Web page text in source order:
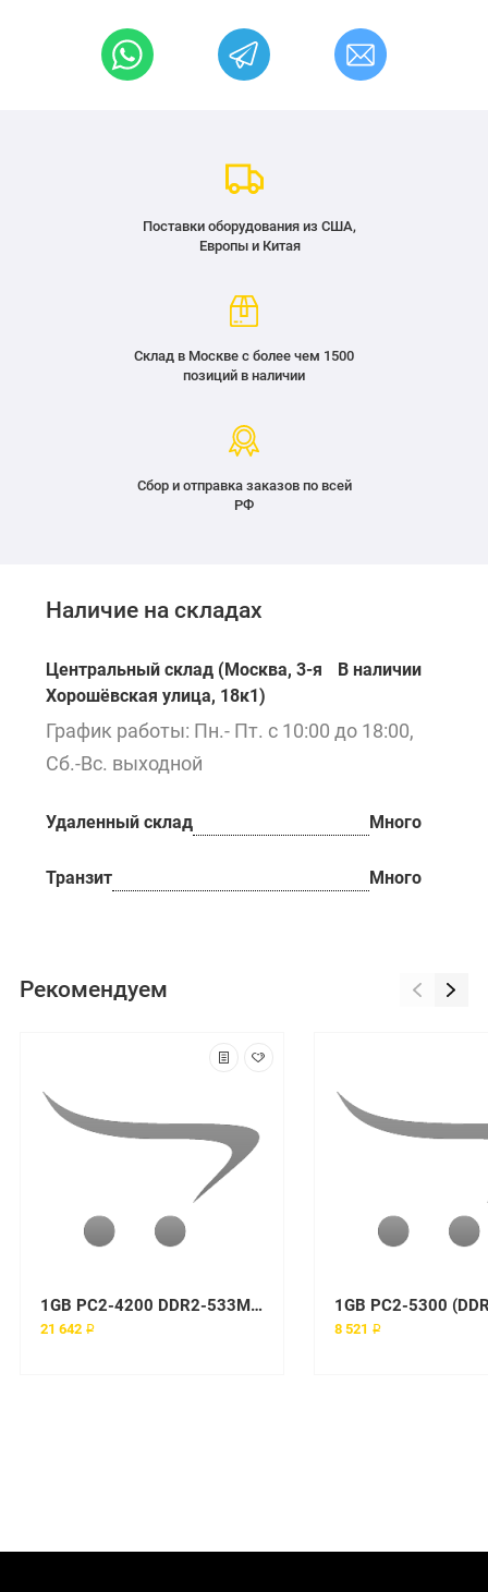
Поставки оборудования из США,
Европы и Китая
Склад в Москве с более чем 1500
позиций в наличии
Сбор и отправка заказов по всей
РФ
Наличие на складах
Центральный склад (Москва, 3-я
Хорошёвская улица, 18к1)
В наличии
График работы: Пн.- Пт. с 10:00 до 18:00,
Сб.-Вс. выходной
Удаленный склад Много
Транзит Много
Рекомендуем
1GB PC2-4200 DDR2-533MHz ECC DIMM Memory Module
21 642 ₽ 8 521 ₽